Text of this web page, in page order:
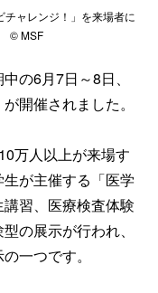
ャレンジ！」を来場者に
© MSF
の6月7日～8日、
開催されました。
万人以上が来場す
が主催する「医学
習、医療検査体験
の展示が行われ、
一つです。